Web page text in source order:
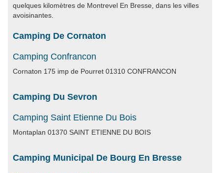
quelques kilomètres de Montrevel En Bresse, dans les villes
avoisinantes.
Camping De Cornaton
Camping Confrancon
Cornaton 175 imp de Pourret 01310 CONFRANCON
Camping Du Sevron
Camping Saint Etienne Du Bois
Montaplan 01370 SAINT ETIENNE DU BOIS
Camping Municipal De Bourg En Bresse